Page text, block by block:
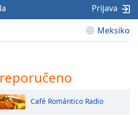
Meksiko
Prijava
Café Romántico Radio